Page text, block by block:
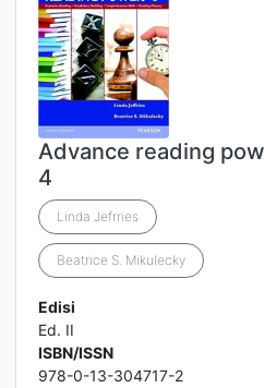
Advance reading
4
Linda Jefrries
Beatrice S. Mikulecky
Edisi
Ed. II
ISBN/ISSN
978-0-13-304717-2